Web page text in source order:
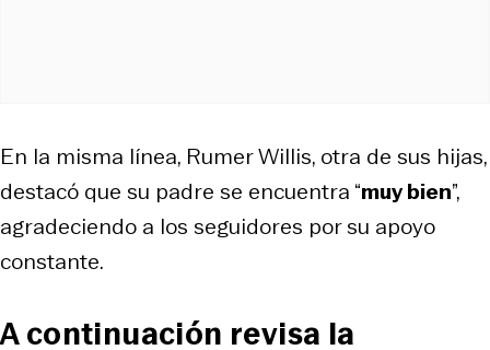
En la misma línea, Rumer Willis, otra de sus hijas,
destacó que su padre se encuentra “muy bien”,
agradeciendo a los seguidores por su apoyo
constante.
A continuación revisa la